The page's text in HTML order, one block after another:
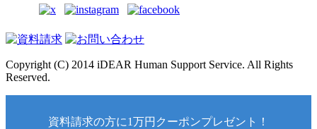
Copyright (C) 2014 iDEAR Human Support Service. All Rights
Reserved.
資料請求の方に1万円クーポンプレゼント！